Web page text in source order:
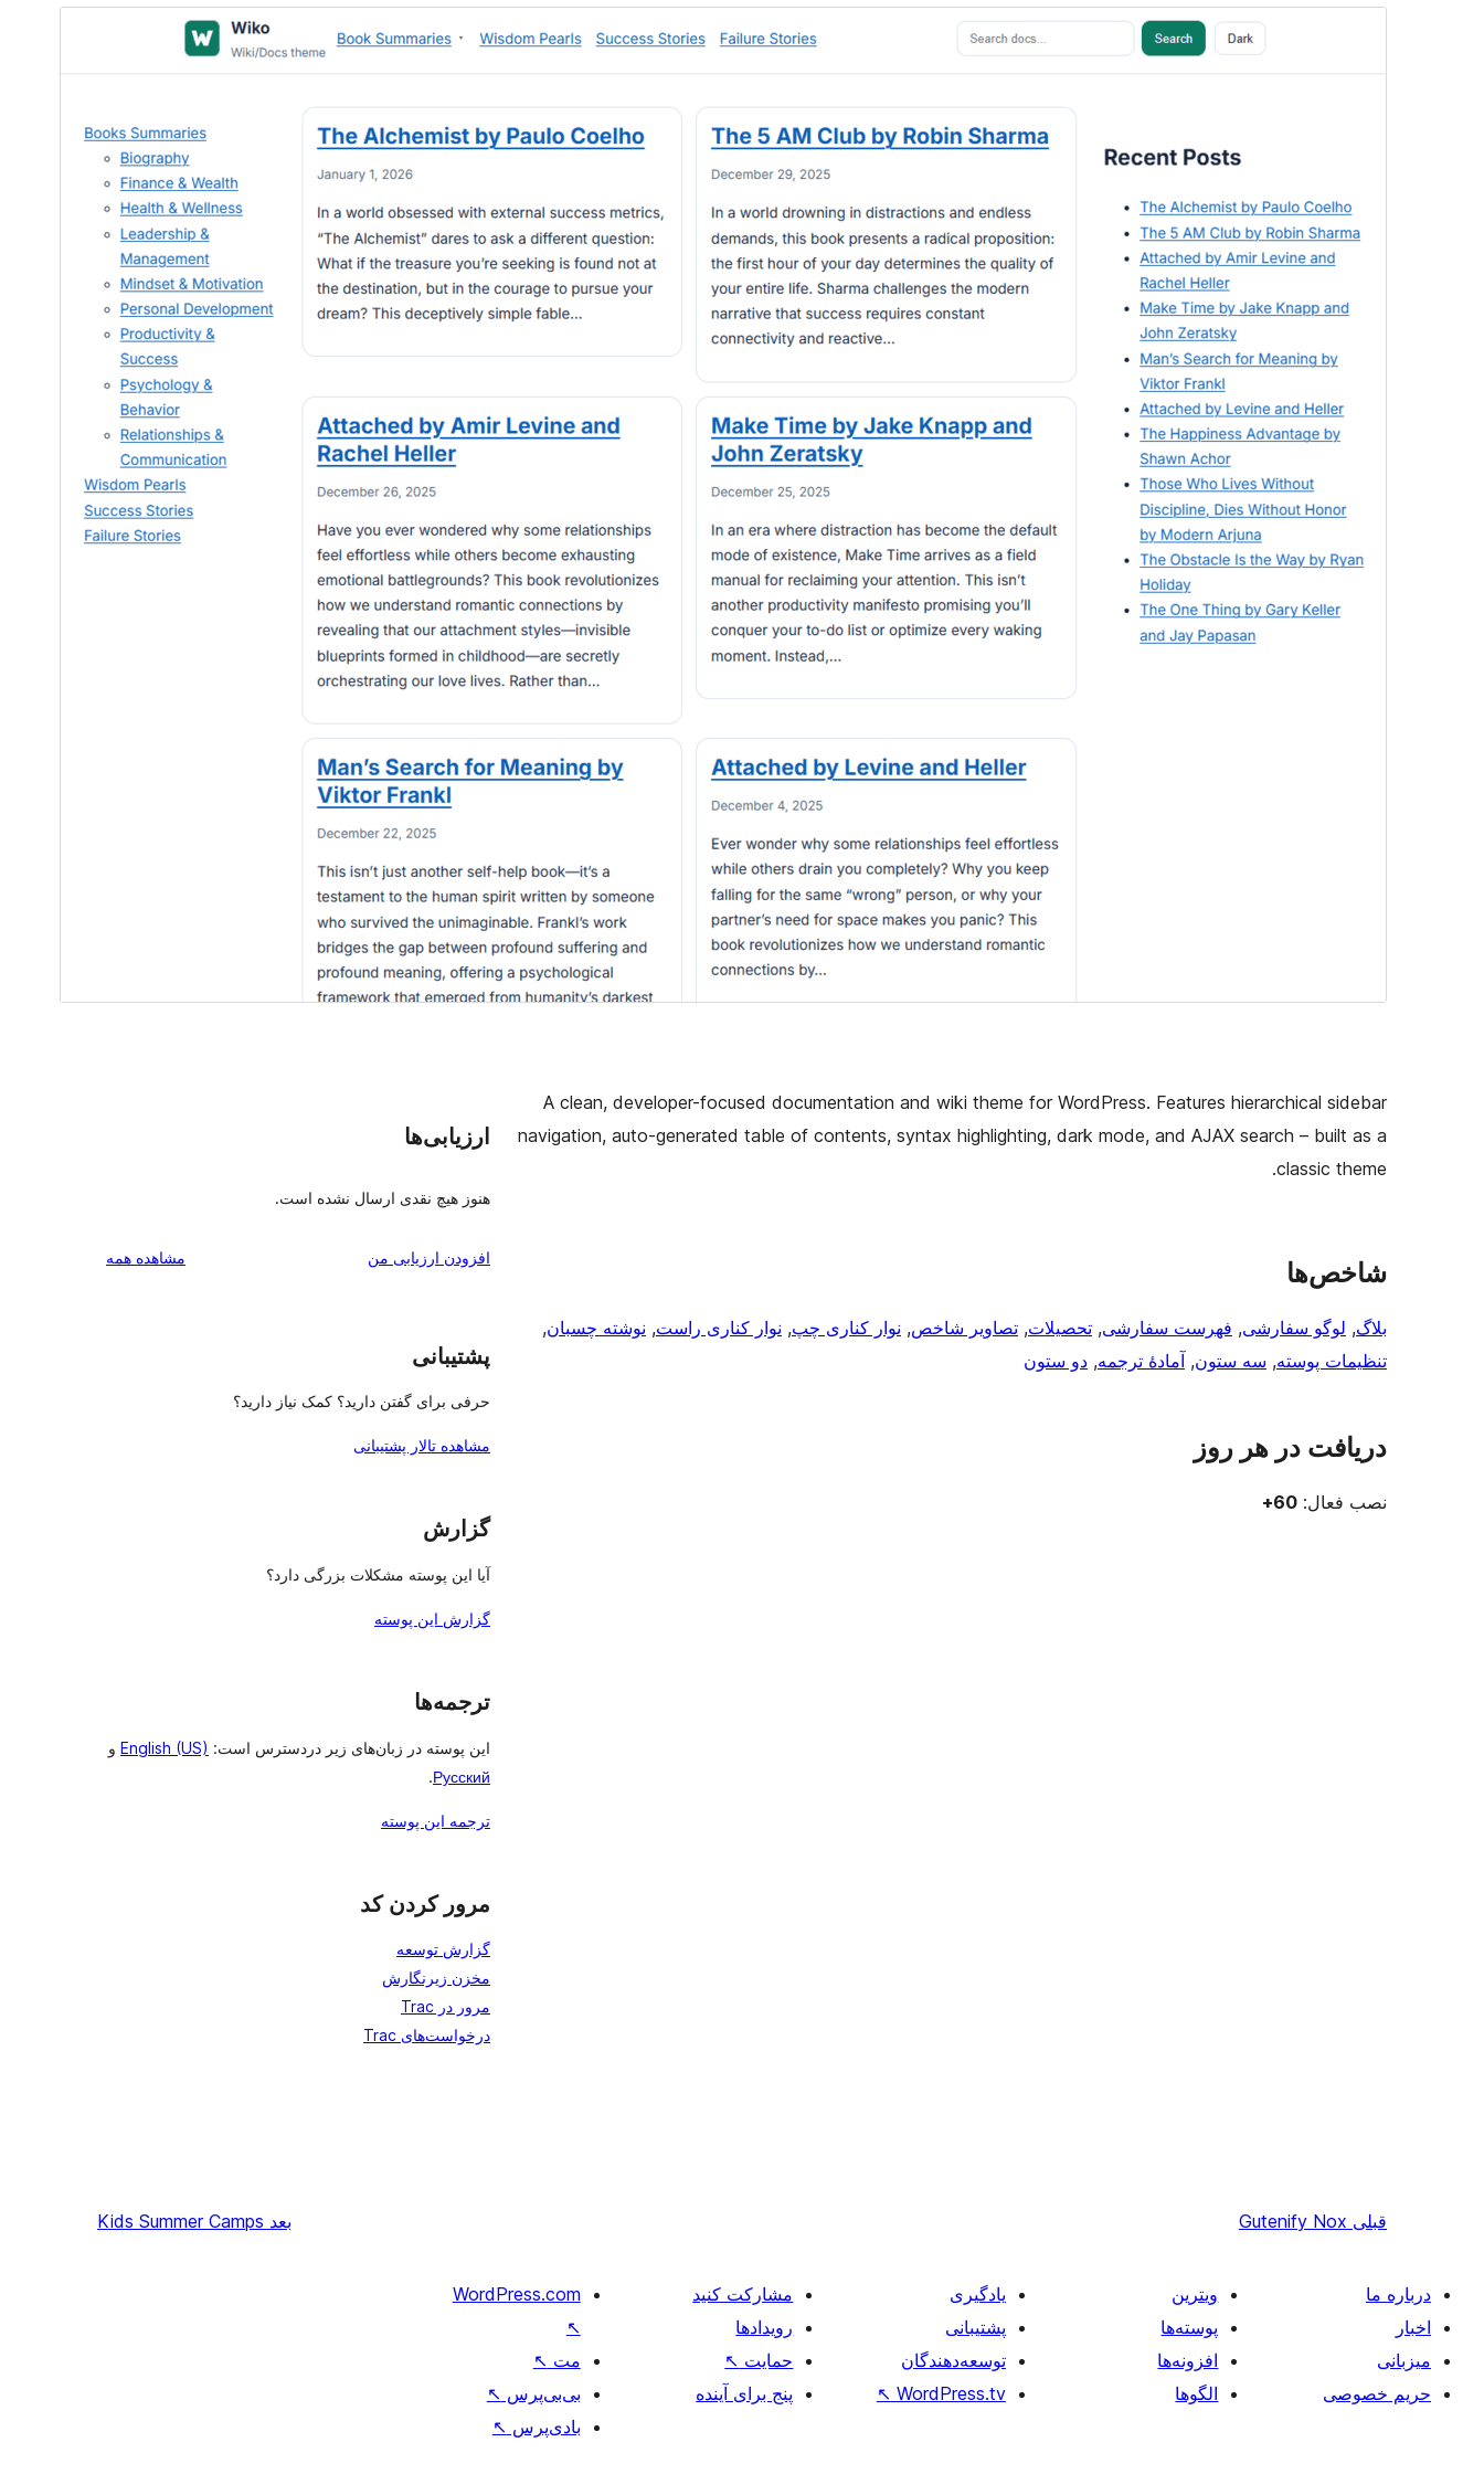
نگارش وردپرس
6.5
7.4
A clean, developer-focused documentation and wiki theme for WordPress. Features hierarchical sidebar
navigation, auto-generated table of contents, syntax highlighting, dark mode, and AJAX search – built as a
classic theme.
شاخص‌ها
بلاگ, لوگو سفارشی, فهرست سفارشی, تحصیلات, تصاویر شاخص, نوار کناری چپ, نوار کناری راست, نوشته چسبان,
تنظیمات پوسته, سه ستون, آمادهٔ ترجمه, دو ستون
دریافت در هر روز
نصب فعال: 60+
ارزیابی‌ها
هنوز هیچ نقدی ارسال نشده است.
افزودن ارزیابی من مشاهده همه
پشتیبانی
حرفی برای گفتن دارید؟ کمک نیاز دارید؟
مشاهده تالار پشتیبانی
گزارش
آیا این پوسته مشکلات بزرگی دارد؟
گزارش این پوسته
ترجمه‌ها
این پوسته در زبان‌های زیر دردسترس است: English (US) و
Русский
.
ترجمه این پوسته
مرور کردن کد
گزارش توسعه
مخزن زیرنگارش
مرور در Trac
درخواست‌های Trac
قبلی Gutenify Nox بعد Kids Summer Camps
درباره ما
اخبار
میزبانی
حریم خصوصی
ویترین
پوسته‌ها
افزونه‌ها
الگوها
یادگیری
پشتیبانی
توسعه‌دهندگان
WordPress.tv
↖
مشارکت کنید
رویدادها
حمایت ↖
پنج برای آینده
WordPress.com
↖
مت ↖
بی‌بی‌پرس ↖
بادی‌پرس ↖